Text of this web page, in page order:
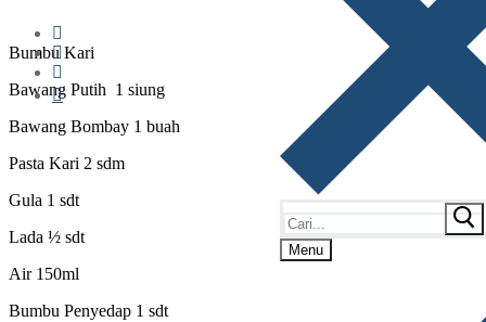
Menu
Bumbu Kari
Bawang Putih 1 siung
Bawang Bombay 1 buah
Pasta Kari 2 sdm
Gula 1 sdt
Lada ½ sdt
Air 150ml
Bumbu Penyedap 1 sdt